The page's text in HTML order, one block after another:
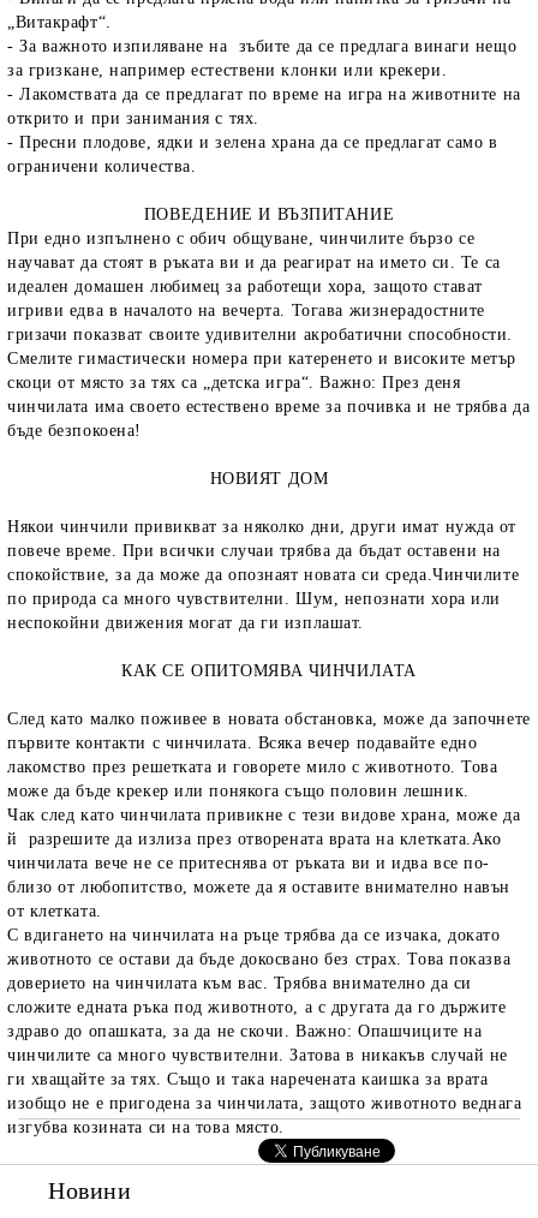
„Витакрафт“.
- За важното изпиляване на зъбите да се предлага винаги нещо
за гризкане, например естествени клонки или крекери .
- Лакомствата да се предлагат по време на игра на животните на
открито и при занимания с тях.
- Пресни плодове, ядки и зелена храна да се предлагат само в
ограничени количества.
ПОВЕДЕНИЕ И ВЪЗПИТАНИЕ
При едно изпълнено с обич общуване, чинчилите бързо се
научават да стоят в ръката ви и да реагират на името си. Те са
идеален домашен любимец за работещи хора, защото стават
игриви едва в началото на вечерта. Тогава жизнерадостните
гризачи показват своите удивителни акробатични способности.
Смелите гимастически номера при катеренето и високите метър
скоци от място за тях са „детска игра“. Важно: През деня
чинчилата има своето естествено време за почивка и не трябва да
бъде безпокоена!
НОВИЯТ ДОМ
Някои чинчили привикват за няколко дни, други имат нужда от
повече време. При всички случаи трябва да бъдат оставени на
спокойствие, за да може да опознаят новата си среда.Чинчилите
по природа са много чувствителни. Шум, непознати хора или
неспокойни движения могат да ги изплашат.
КАК СЕ ОПИТОМЯВА ЧИНЧИЛАТА
След като малко поживее в новата обстановка, може да започнете
първите контакти с чинчилата. Всяка вечер подавайте едно
лакомство през решетката и говорете мило с животното. Това
може да бъде крекер или понякога също половин лешник.
Чак след като чинчилата привикне с тези видове храна, може да
й разрешите да излиза през отворената врата на клетката.Ако
чинчилата вече не се притеснява от ръката ви и идва все по-
близо от любопитство, можете да я оставите внимателно навън
от клетката.
С вдигането на чинчилата на ръце трябва да се изчака, докато
животното се остави да бъде докосвано без страх. Това показва
доверието на чинчилата към вас. Трябва внимателно да си
сложите едната ръка под животното, а с другата да го държите
здраво до опашката, за да не скочи. Важно: Опашчиците на
чинчилите са много чувствителни. Затова в никакъв случай не
ги хващайте за тях. Също и така наречената каишка за врата
изобщо не е пригодена за чинчилата, защото животното веднага
изгубва козината си на това място.
Новини